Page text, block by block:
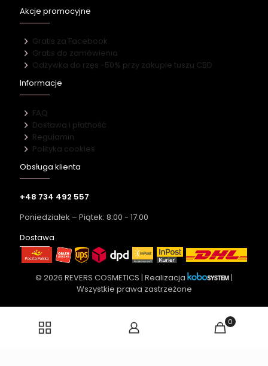
Akcje promocyjne
Gratis za Facebook
Gratis do zamówienia
Odżywka do rzęs -50% przy zakupie tuszu CBD
Informacje
FAQ
Dostawa i płatność
Regulamin
Polityka cookies
Obsługa klienta
+48 734 492 557
Poniedziałek – Piątek: 8:00 - 17:00
Dostawa
© 2026 REVERS COSMETICS | Realizacja
|
Wszystkie prawa zastrzeżone
0